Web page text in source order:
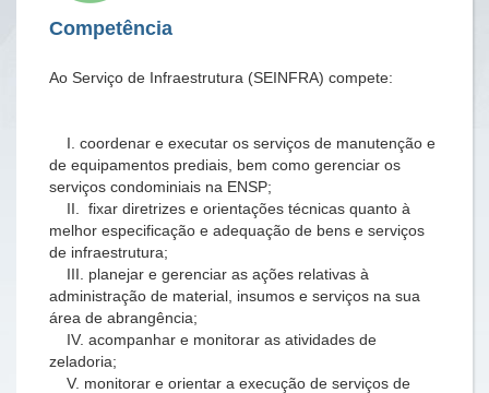
Competência
Ao Serviço de Infraestrutura (SEINFRA) compete:
I. coordenar e executar os serviços de manutenção e
de equipamentos prediais, bem como gerenciar os
serviços condominiais na ENSP;
II. fixar diretrizes e orientações técnicas quanto à
melhor especificação e adequação de bens e serviços
de infraestrutura;
III. planejar e gerenciar as ações relativas à
administração de material, insumos e serviços na sua
área de abrangência;
IV. acompanhar e monitorar as atividades de
zeladoria;
V. monitorar e orientar a execução de serviços de